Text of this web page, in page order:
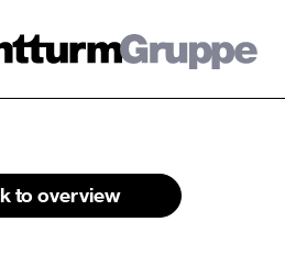
Family
to overview